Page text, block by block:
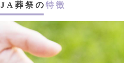
JA葬祭の特徴